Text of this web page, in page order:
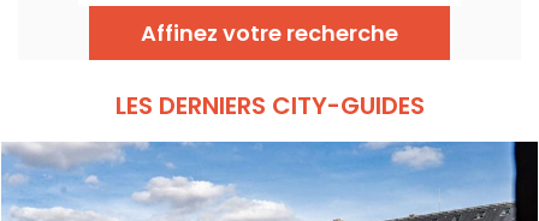
travaux, circulation, grands évènements et
manifestations, on vous donne toutes les
informations pratiques à connaître avant de
Affinez votre recherche
LES DERNIERS CITY-GUIDES